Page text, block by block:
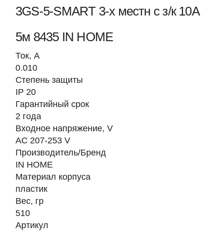
3GS-5-SMART 3-х местн с з/к 10A
5м 8435 IN HOME
Ток, A
0.010
Степень защиты
IP 20
Гарантийный срок
2 года
Входное напряжение, V
AC 207-253 V
Производитель/Бренд
IN HOME
Материал корпуса
пластик
Вес, гр
510
Артикул